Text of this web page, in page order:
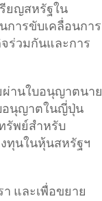
ยญสหรัฐใน
การขับเคลื่อนการ
ร่วมกันและการ
ผ่านใบอนุญาตนาย
อนุญาตในญี่ปุ่น
รัพย์สำหรับ
ทุนในหุ้นสหรัฐฯ
และเพื่อขยาย